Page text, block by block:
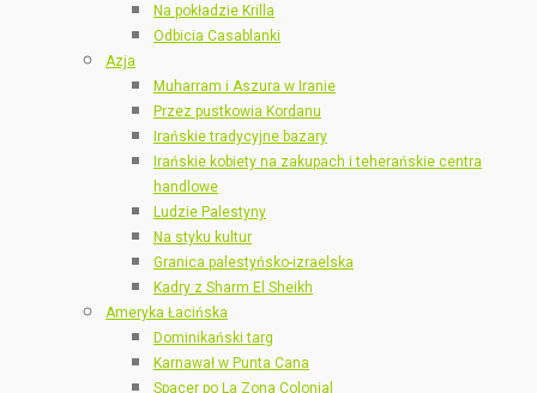
Na pokładzie Krilla
Odbicia Casablanki
Azja
Muharram i Aszura w Iranie
Przez pustkowia Kordanu
Irańskie tradycyjne bazary
Irańskie kobiety na zakupach i teherańskie centra
handlowe
Ludzie Palestyny
Na styku kultur
Granica palestyńsko-izraelska
Kadry z Sharm El Sheikh
Ameryka Łacińska
Dominikański targ
Karnawał w Punta Cana
Spacer po La Zona Colonial